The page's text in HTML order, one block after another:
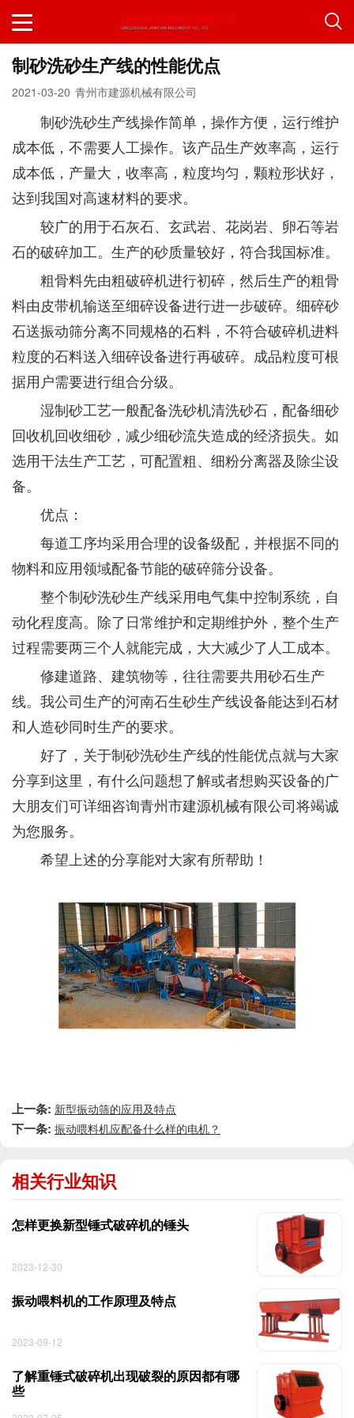
制砂洗砂生产线的性能优点
2021-03-20 青州市建源机械有限公司
制砂洗砂生产线操作简单，操作方便，运行维护
成本低，不需要人工操作。该产品生产效率高，运行
成本低，产量大，收率高，粒度均匀，颗粒形状好，
达到我国对高速材料的要求。
较广的用于石灰石、玄武岩、花岗岩、卵石等岩
石的破碎加工。生产的砂质量较好，符合我国标准。
粗骨料先由粗破碎机进行初碎，然后生产的粗骨
料由皮带机输送至细碎设备进行进一步破碎。细碎砂
石送振动筛分离不同规格的石料，不符合破碎机进料
粒度的石料送入细碎设备进行再破碎。成品粒度可根
据用户需要进行组合分级。
湿制砂工艺一般配备洗砂机清洗砂石，配备细砂
回收机回收细砂，减少细砂流失造成的经济损失。如
选用干法生产工艺，可配置粗、细粉分离器及除尘设
备。
优点：
每道工序均采用合理的设备级配，并根据不同的
物料和应用领域配备节能的破碎筛分设备。
整个制砂洗砂生产线采用电气集中控制系统，自
动化程度高。除了日常维护和定期维护外，整个生产
过程需要两三个人就能完成，大大减少了人工成本。
修建道路、建筑物等，往往需要共用砂石生产
线。我公司生产的河南石生砂生产线设备能达到石材
和人造砂同时生产的要求。
好了，关于制砂洗砂生产线的性能优点就与大家
分享到这里，有什么问题想了解或者想购买设备的广
大朋友们可详细咨询青州市建源机械有限公司将竭诚
为您服务。
希望上述的分享能对大家有所帮助！
上一条: 新型振动筛的应用及特点
下一条: 振动喂料机应配备什么样的电机？
相关行业知识
怎样更换新型锤式破碎机的锤头
2023-12-30
振动喂料机的工作原理及特点
2023-09-12
了解重锤式破碎机出现破裂的原因都有哪
些